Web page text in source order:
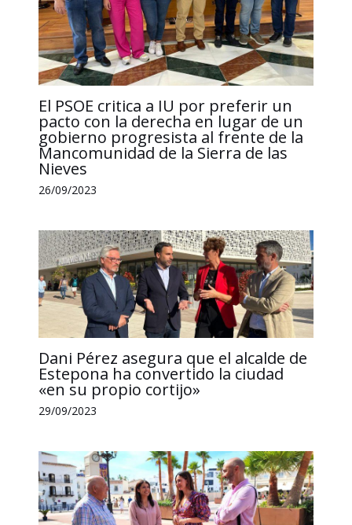
El PSOE critica a IU por preferir un
pacto con la derecha en lugar de un
gobierno progresista al frente de la
Mancomunidad de la Sierra de las
Nieves
26/09/2023
Dani Pérez asegura que el alcalde de
Estepona ha convertido la ciudad
«en su propio cortijo»
29/09/2023